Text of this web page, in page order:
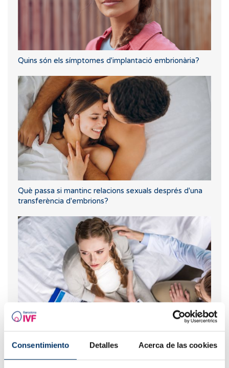
Consentimiento Detalles Acerca de las cookies
Quins són els símptomes d'implantació embrionària?
Què passa si mantinc relacions sexuals després d'una
transferència d'embrions?
Quins factors augmenten el risc d’avortament
espontani?